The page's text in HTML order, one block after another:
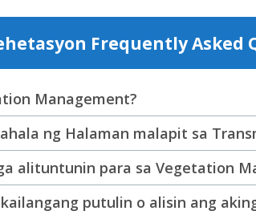
Frequently Asked
Management?
ng Halaman malapit sa
alituntunin para sa Vegetation
putulin o alisin ang